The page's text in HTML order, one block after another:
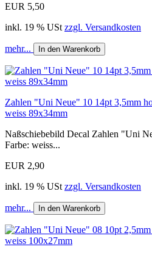
EUR 5,50
inkl. 19 % USt zzgl. Versandkosten
mehr... In den Warenkorb
Zahlen "Uni Neue" 10 14pt 3,5mm
weiss 89x34mm
Naßschiebebild Decal Zahlen "Uni
Farbe: weiss...
EUR 2,90
inkl. 19 % USt zzgl. Versandkosten
mehr... In den Warenkorb